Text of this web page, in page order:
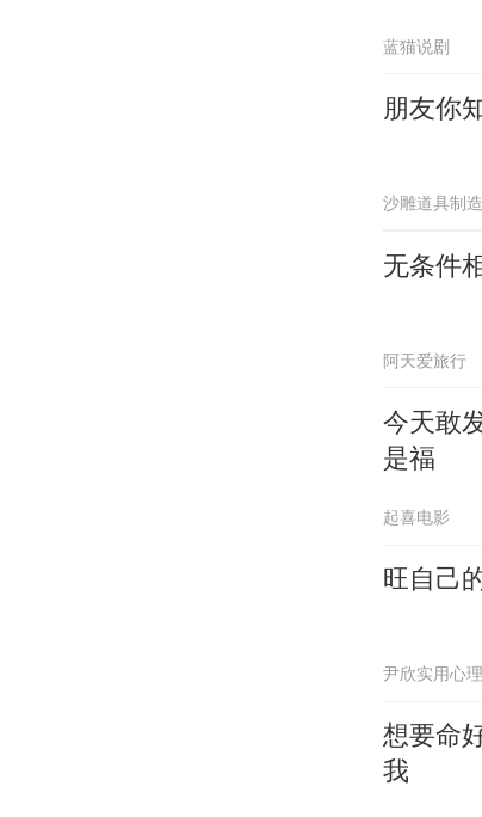
蓝猫说剧
朋友你
沙雕道具制
无条件
阿天爱旅行
今天敢
是福
起喜电影
旺自己
尹欣实用心
想要命
我